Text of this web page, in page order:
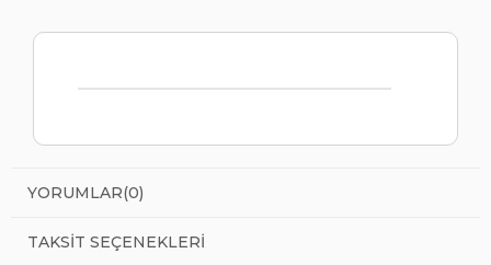
YORUMLAR(0)
TAKSIT SEÇENEKLERI